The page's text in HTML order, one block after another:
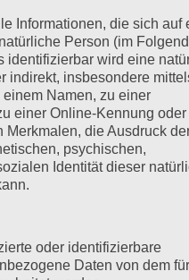
Affiliate
einmalig erwerben.
NFT + Domain-
einer relativ kleinen
sein, sondern auch
Informationen, die sich auf
Person (im
identifizierbar wird eine
indirekt, insbesondere
Namen, zu einer
einer Online-Kennung oder
die Ausdruck
psychischen,
Identität dieser
oder identifizierbare
Daten von dem